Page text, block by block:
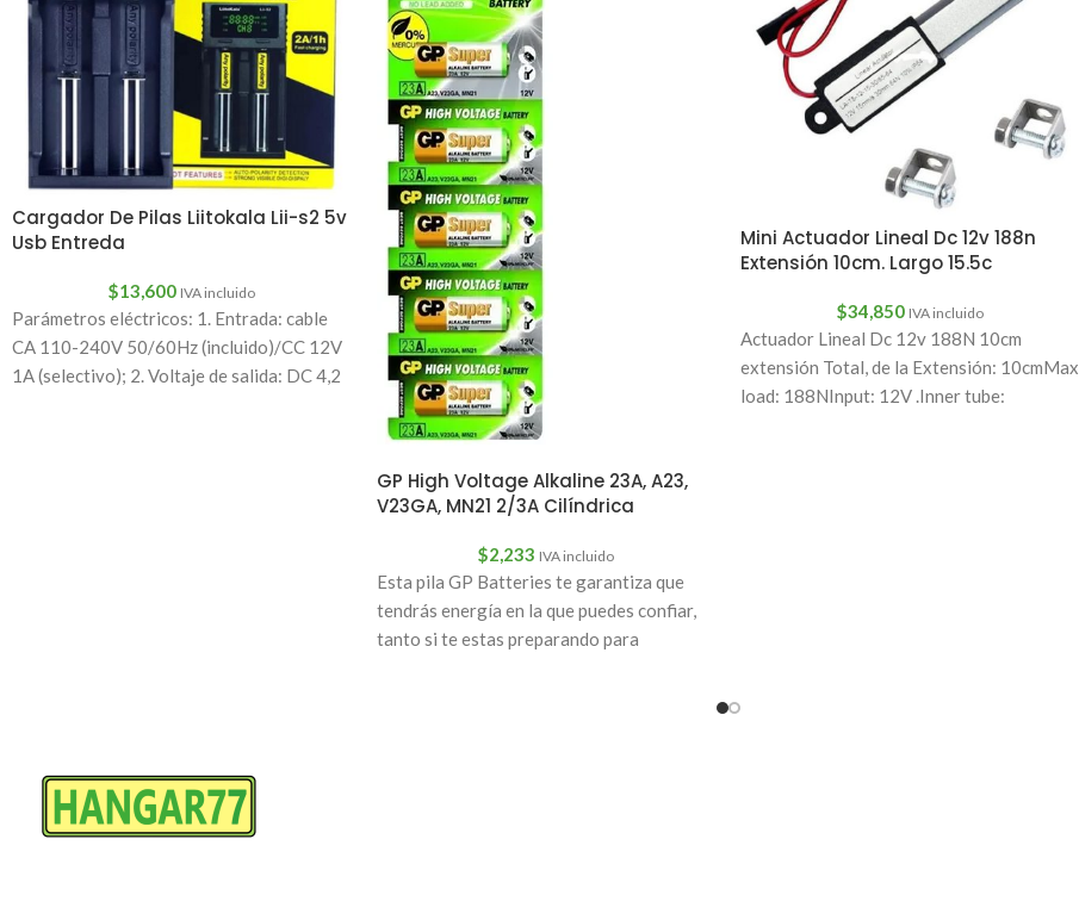
Cargador De Pilas Liitokala Lii-s2 5v
Usb Entreda
$13,600 IVA incluido
Parámetros eléctricos: 1. Entrada: cable
CA 110-240V 50/60Hz (incluido)/CC 12V
1A (selectivo); 2. Voltaje de salida: DC 4,2
GP High Voltage Alkaline 23A, A23,
V23GA, MN21 2/3A Cilíndrica
$2,233 IVA incluido
Esta pila GP Batteries te garantiza que
tendrás energía en la que puedes confiar,
tanto si te estas preparando para
Mini Actuador Lineal Dc 12v 188n
Extensión 10cm. Largo 15.5c
$34,850 IVA incluido
Actuador Lineal Dc 12v 188N 10cm
extensión Total, de la Extensión: 10cmMax
load: 188NInput: 12V .Inner tube: